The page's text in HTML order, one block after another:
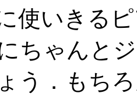
使いきる
ちゃんと
う．もちろ